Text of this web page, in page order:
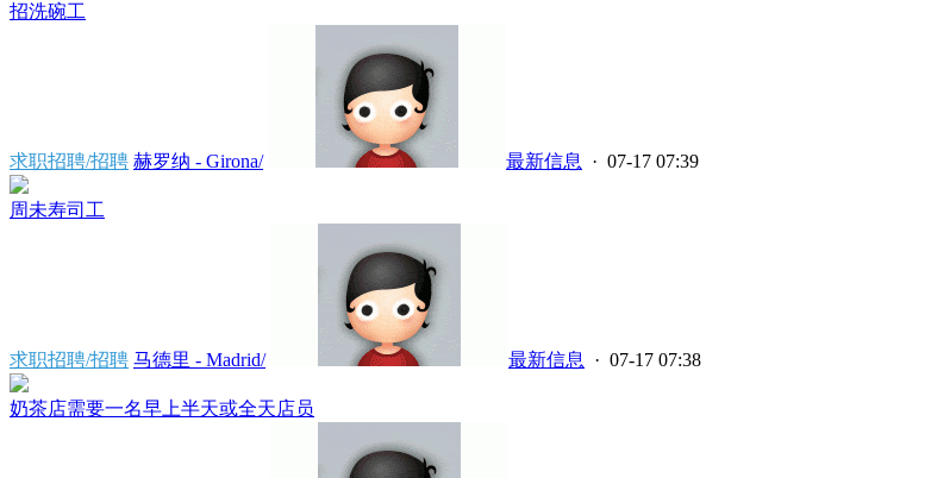
招洗碗工
求职招聘/招聘 赫罗纳 - Girona/ 最新信息 · 07-17 07:39
周未寿司工
求职招聘/招聘 马德里 - Madrid/ 最新信息 · 07-17 07:38
奶茶店需要一名早上半天或全天店员